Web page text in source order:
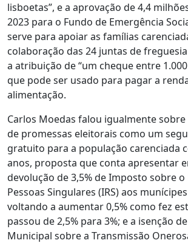
lisboetas”, e a aprovação de 4,4
2023 para o Fundo de Emergência
serve para apoiar as famílias
colaboração das 24 juntas de
a atribuição de “um cheque entre
que pode ser usado para pagar a
alimentação.
Carlos Moedas falou igualmente
de promessas eleitorais como um
gratuito para a população carenciada
anos, proposta que conta apresentar
devolução de 3,5% de Imposto sobre
Pessoas Singulares (IRS) aos
voltando a aumentar 0,5% como fez
passou de 2,5% para 3%; e a isenção
Municipal sobre a Transmissão